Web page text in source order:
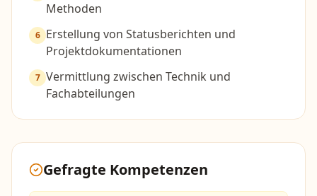
Methoden
6 Erstellung von Statusberichten und
Projektdokumentationen
7 Vermittlung zwischen Technik und
Fachabteilungen
Gefragte Kompetenzen